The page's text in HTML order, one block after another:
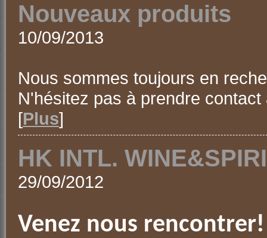
Nouveaux produits
10/09/2013
Nous sommes toujours en
N'hésitez pas à prendre
[Plus]
HK INTL.
29/09/2012
Venez nous rencontrer!